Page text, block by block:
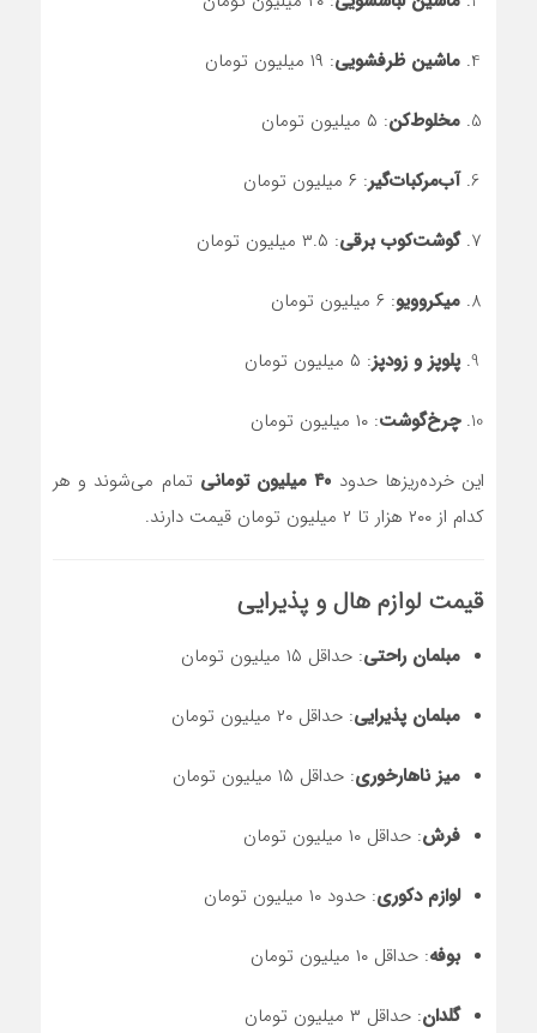
ماشین ظرفشویی: ۱۹ میلیون تومان
مخلوط‌کن: ۵ میلیون تومان
آب‌مرکبات‌گیر: ۶ میلیون تومان
گوشت‌کوب برقی: ۳.۵ میلیون تومان
میکروویو: ۶ میلیون تومان
پلوپز و زودپز: ۵ میلیون تومان
چرخ‌گوشت: ۱۰ میلیون تومان
این خرده‌ریزها حدود ۴۰ میلیون تومانی
تمام می‌شوند و هر
کدام از ۲۰۰ هزار تا ۲ میلیون تومان قیمت دارند.
قیمت لوازم هال و پذیرایی
مبلمان راحتی: حداقل ۱۵ میلیون تومان
مبلمان پذیرایی: حداقل ۲۰ میلیون تومان
میز ناهارخوری: حداقل ۱۵ میلیون تومان
فرش: حداقل ۱۰ میلیون تومان
لوازم دکوری: حدود ۱۰ میلیون تومان
بوفه: حداقل ۱۰ میلیون تومان
گلدان: حداقل ۳ میلیون تومان